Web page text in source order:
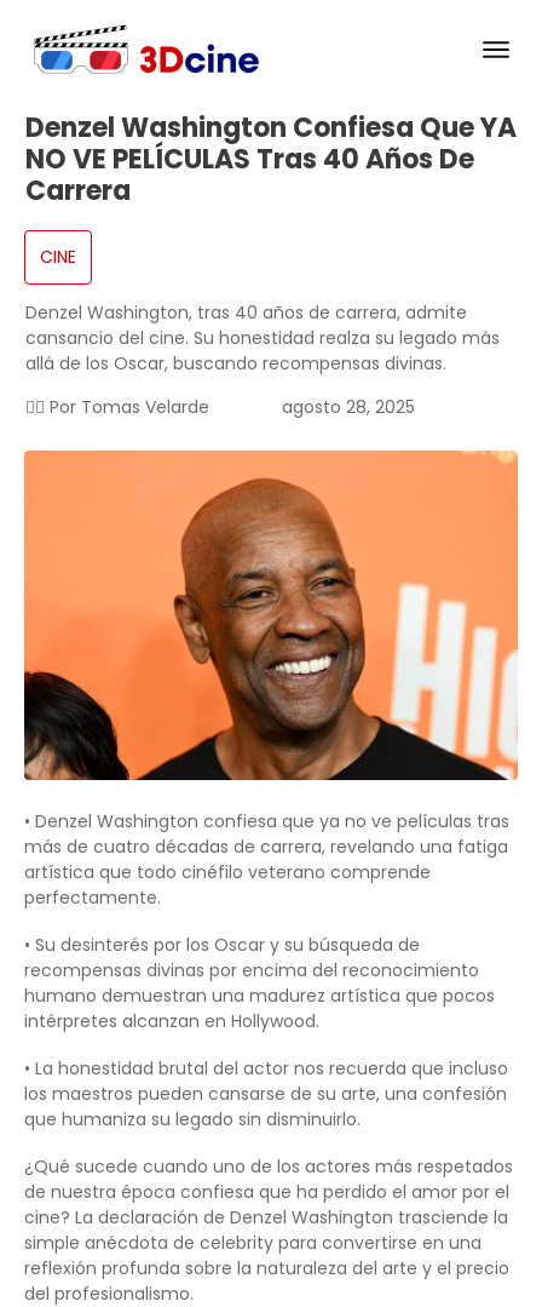
Denzel Washington Confiesa Que YA
NO VE PELÍCULAS Tras 40 Años De
Carrera
CINE
Denzel Washington, tras 40 años de carrera, admite
cansancio del cine. Su honestidad realza su legado más
allá de los Oscar, buscando recompensas divinas.
✍🏻 Por Tomas Velarde agosto 28, 2025
• Denzel Washington confiesa que ya no ve películas tras
más de cuatro décadas de carrera, revelando una fatiga
artística que todo cinéfilo veterano comprende
perfectamente.
• Su desinterés por los Oscar y su búsqueda de
recompensas divinas por encima del reconocimiento
humano demuestran una madurez artística que pocos
intérpretes alcanzan en Hollywood.
• La honestidad brutal del actor nos recuerda que incluso
los maestros pueden cansarse de su arte, una confesión
que humaniza su legado sin disminuirlo.
¿Qué sucede cuando uno de los actores más respetados
de nuestra época confiesa que ha perdido el amor por el
cine? La declaración de Denzel Washington trasciende la
simple anécdota de celebrity para convertirse en una
reflexión profunda sobre la naturaleza del arte y el precio
del profesionalismo.